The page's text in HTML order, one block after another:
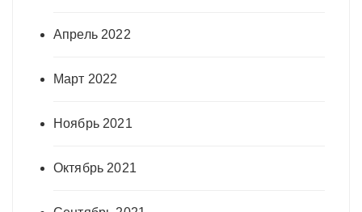
Апрель 2022
Март 2022
Ноябрь 2021
Октябрь 2021